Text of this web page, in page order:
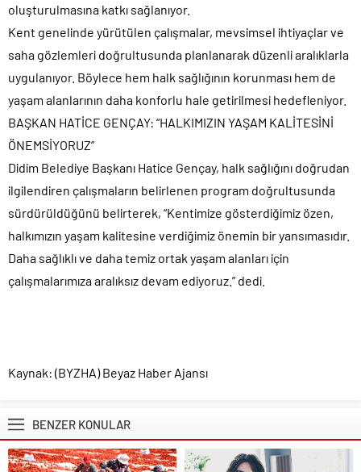
oluşturulmasına katkı sağlanıyor.
Kent genelinde yürütülen çalışmalar, mevsimsel ihtiyaçlar ve
saha gözlemleri doğrultusunda planlanarak düzenli aralıklarla
uygulanıyor. Böylece hem halk sağlığının korunması hem de
yaşam alanlarının daha konforlu hale getirilmesi hedefleniyor.
BAŞKAN HATİCE GENÇAY: “HALKIMIZIN YAŞAM KALİTESİNİ
ÖNEMSİYORUZ”
Didim Belediye Başkanı Hatice Gençay, halk sağlığını doğrudan
ilgilendiren çalışmaların belirlenen program doğrultusunda
sürdürüldüğünü belirterek, “Kentimize gösterdiğimiz özen,
halkımızın yaşam kalitesine verdiğimiz önemin bir yansımasıdır.
Daha sağlıklı ve daha temiz ortak yaşam alanları için
çalışmalarımıza aralıksız devam ediyoruz.” dedi.
Kaynak: (BYZHA) Beyaz Haber Ajansı
BENZER KONULAR